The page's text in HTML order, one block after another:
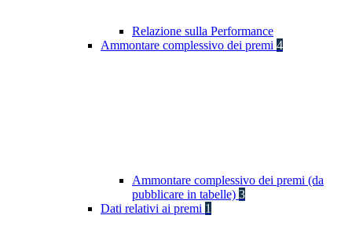
Relazione sulla Performance
Ammontare complessivo dei premi 4
Ammontare complessivo dei premi (da
pubblicare in tabelle) 3
Dati relativi ai premi 1